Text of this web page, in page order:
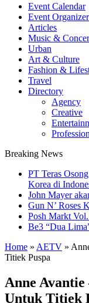
Event Calendar
Event Organizer
Articles
Music &
Urban
Art & Culture
Fashion &
Travel
Directory
Agency
Creative
Breaking News
PT Teras
Korea di
John Mayer
Gun N’ Roses
Posh Markt
Be3 “Dua
Home » AETV »
Titiek Puspa
Anne
Untuk Titiek